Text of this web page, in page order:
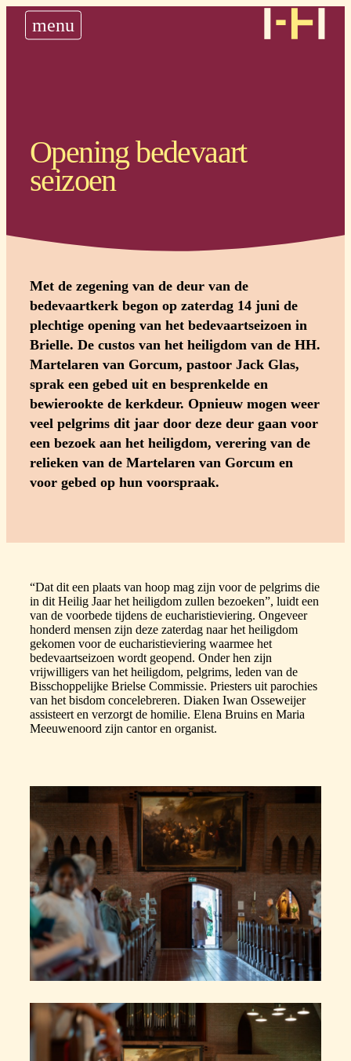
nieuws
historie
menu
Opening bedevaart
seizoen
Met de zegening van de deur van de
bedevaartkerk begon op zaterdag 14 juni de
plechtige opening van het bedevaartseizoen in
Brielle. De custos van het heiligdom van de HH.
Martelaren van Gorcum, pastoor Jack Glas,
sprak een gebed uit en besprenkelde en
bewierookte de kerkdeur. Opnieuw mogen weer
veel pelgrims dit jaar door deze deur gaan voor
een bezoek aan het heiligdom, verering van de
relieken van de Martelaren van Gorcum en
voor gebed op hun voorspraak.
“Dat dit een plaats van hoop mag zijn voor de pelgrims die
in dit Heilig Jaar het heiligdom zullen bezoeken”, luidt een
van de voorbede tijdens de eucharistieviering. Ongeveer
honderd mensen zijn deze zaterdag naar het heiligdom
gekomen voor de eucharistieviering waarmee het
bedevaartseizoen wordt geopend. Onder hen zijn
vrijwilligers van het heiligdom, pelgrims, leden van de
Bisschoppelijke Brielse Commissie. Priesters uit parochies
van het bisdom concelebreren. Diaken Iwan Osseweijer
assisteert en verzorgt de homilie. Elena Bruins en Maria
Meeuwenoord zijn cantor en organist.